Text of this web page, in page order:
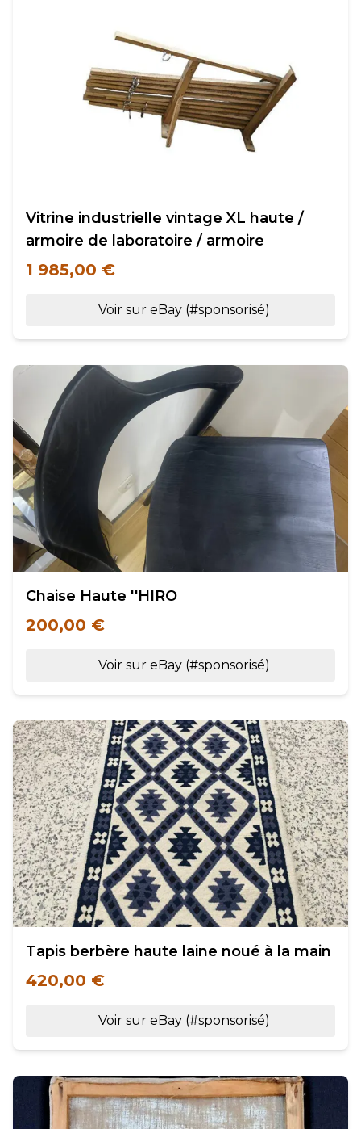
Vitrine industrielle vintage XL haute /
armoire de laboratoire / armoire
1 985,00 €
Voir sur eBay (#sponsorisé)
Chaise Haute ''HIRO
200,00 €
Voir sur eBay (#sponsorisé)
Tapis berbère haute laine noué à la main
420,00 €
Voir sur eBay (#sponsorisé)